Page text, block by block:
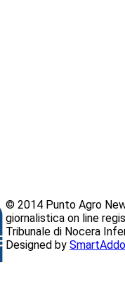
© 2014 Punto Agro
giornalistica on line
Tribunale di Nocera
Designed by